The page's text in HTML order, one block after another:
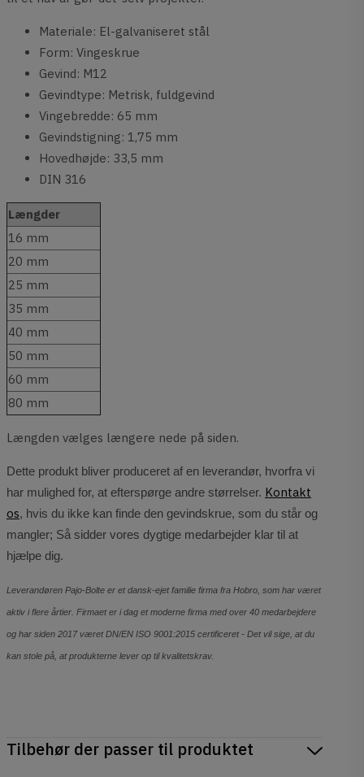
Materiale: El-galvaniseret stål
Form: Vingeskrue
Gevind: M12
Gevindtype: Metrisk, fuldgevind
Vingebredde: 65 mm
Gevindstigning: 1,75 mm
Hovedhøjde: 33,5 mm
DIN 316
Længder
16 mm
20 mm
25 mm
35 mm
40 mm
50 mm
60 mm
80 mm
Længden vælges længere nede på siden.
Dette produkt bliver produceret af en leverandør, hvorfra vi
har mulighed for, at efterspørge andre størrelser. Kontakt
os, hvis du ikke kan finde den gevindskrue, som du står og
mangler; Så sidder vores dygtige medarbejder klar til at
hjælpe dig.
Leverandøren Pajo-Bolte er et dansk-ejet familie firma fra Hobro, som har været
aktiv i flere årtier. Firmaet er i dag et moderne firma med over 40 medarbejdere
og har siden 2017 været DN/EN ISO 9001:2015 certificeret - Det vil sige, at du
kan stole på, at produkterne lever op til kvalitetskrav.
Tilbehør der passer til produktet